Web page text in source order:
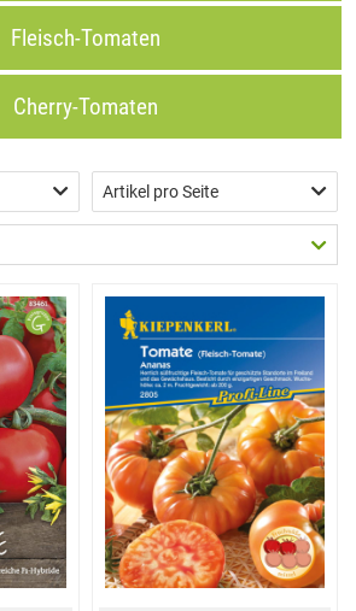
Fleisch-Tomaten
Cherry-Tomaten
Artikel pro Seite